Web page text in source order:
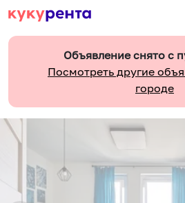
Объявление снято с
Посмотреть другие
городе